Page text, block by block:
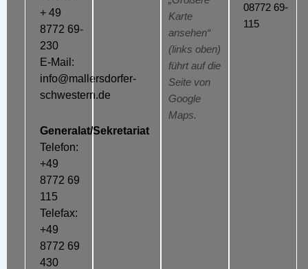
+ 49
8772 69-
230
E-Mail:
info@mallersdorfer-
schwestern.de
Generalat/Sekretariat
Telefon:
+49
8772 69
115
Telefax:
+49
8772 69
430
Karte
ansehen“
(links oben)
führt auf die
Seite von
Google
Maps.
08772 69-
115